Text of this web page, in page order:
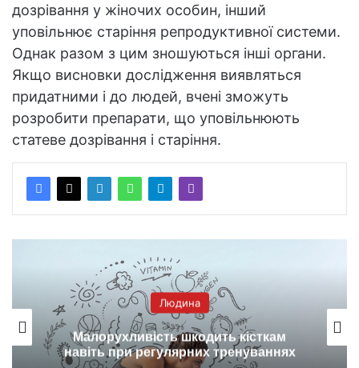
дозрівання у жіночих особин, інший
уповільнює старіння репродуктивної системи.
Однак разом з цим зношуються інші органи.
Якщо висновки дослідження виявляться
придатними і до людей, вчені зможуть
розробити препарати, що уповільнюють
статеве дозрівання і старіння.
Людина
Малорухливість шкодить кісткам
навіть при регулярних тренуваннях